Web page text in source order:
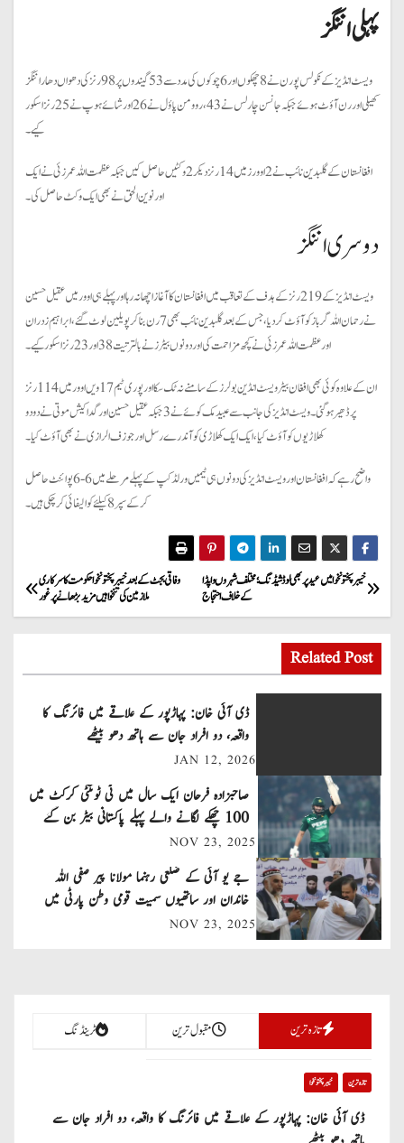
پہلی اننگز
ویسٹ انڈیز کے نکولس پورن نے 8 چھکوں اور 6 چوکوں کی مدد سے 53 گیندوں پر 98 رنز کی دھواں دھار اننگز
کھیلی اور رن آؤٹ ہوئے جبکہ جانسن چارلس نے 43، روومن پاؤل نے 26 اور شائے ہوپ نے 25 رنز اسکور
کیے۔
افغانستان کے گلبدین نائب نے 2 اوورز میں 14 رنز دیکر 2 وکٹیں حاصل کیں جبکہ عظمت اللہ عمر زئی نے ایک
اور نوین الحق نے بھی ایک وکٹ حاصل کی۔
دوسری اننگز
ویسٹ انڈیز کے 219 رنز کے ہدف کے تعاقب میں افغانستان کا آغاز اچھا نہ رہا اور پہلے ہی اوور میں عقیل حسین
نے رحمان اللہ گرباز کو آؤٹ کر دیا، جس کے بعد گلبدین نائب بھی 7 رن بنا کر پویلین لوٹ گئے، ابراہیم زدران
اور عظمت اللہ عمر زئی نے کچھ مزاحمت کی اور دونوں بیٹرز نے بالترتیت 38 اور 23 رنز اسکور کیے۔
ان کے علاوہ کوئی بھی افغان بیٹر ویسٹ انڈین بولرز کے سامنے نہ ٹک سکا اور پوری ٹیم 17 ویں اوور میں 114 رنز
پر ڈھیر ہو گئی۔ ویسٹ انڈیز کی جانب سے عبید مک کوئے نے 3 جبکہ عقیل حسین اور گداکیش موتی نے دو دو
کھلاڑیوں کو آؤٹ کیا، ایک ایک کھلاڑی کو آندرے رسل اور جوزف الرازی نے بھی آؤٹ کیا۔
واضح رہے کہ افغانستان اور ویسٹ انڈیز کی دونوں ہی ٹیمیں ورلڈ کپ کے پہلے مرحلے میں 6-6 پوائنٹ حاصل
کرکے سپر 8 کیلئے کوالیفائی کر چکی ہیں۔
P
o
s
t
a
v
i
g
a
o
n
وفاقی بجٹ کے بعد خیبرپختونخوا حکومت کا سرکاری
ملازمین کی تنخواہیں مزید بڑھانے پر غور
خیبر پختونخوا میں عید پر بھی لوڈ شیڈنگ؛ مختلف شہروں واپڈا
کے خلاف احتجاج
Related Post
ڈی آئی خان: پہاڑپور کے علاقے میں فائرنگ کا
واقعہ، دو افراد جان سے ہاتھ دھو بیٹھے
JAN 12, 2026
صاحبزادہ فرحان ایک سال میں ٹی ٹوئنٹی کرکٹ میں
100 چھکے لگانے والے پہلے پاکستانی بیٹر بن گئے
NOV 23, 2025
جے یو آئی کے ضلعی رہنما مولانا پیر صفی اللہ
خاندان اور ساتھیوں سمیت قومی وطن پارٹی میں
شامل
NOV 23, 2025
تازہ ترین مقبول ترین ٹرینڈنگ
تازہ ترین خیبر پختونخوا
ڈی آئی خان: پہاڑپور کے علاقے میں فائرنگ کا واقعہ، دو افراد جان سے